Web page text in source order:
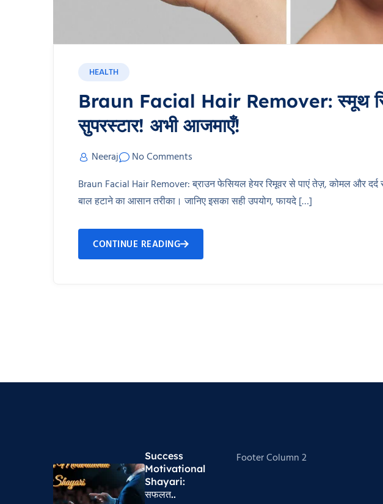
HEALTH
Braun Facial Hair Remover: स्मूथ
सुपरस्टार! अभी आजमाएँ!
Neeraj
No Comments
Braun Facial Hair Remover: ब्राउन फेसियल हेयर रिमूवर से पाएं तेज़, कोमल और
बाल हटाने का आसान तरीका। जानिए इसका सही उपयोग, फायदे […]
CONTINUE READING
Success
Motivational
Shayari​:
सफलत..
Footer Column 2